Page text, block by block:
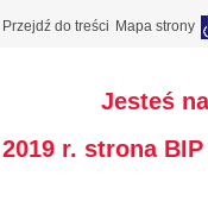
Przejdź do treści Mapa strony
Jesteś
r. strona